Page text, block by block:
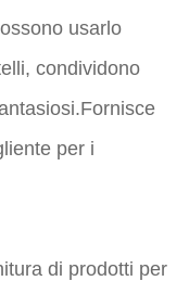
usarlo
condividono
per i
di prodotti per